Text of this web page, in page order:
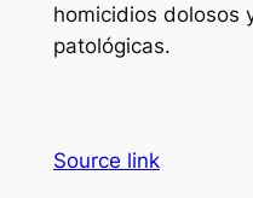
homicidios dolosos
patológicas.
Source link